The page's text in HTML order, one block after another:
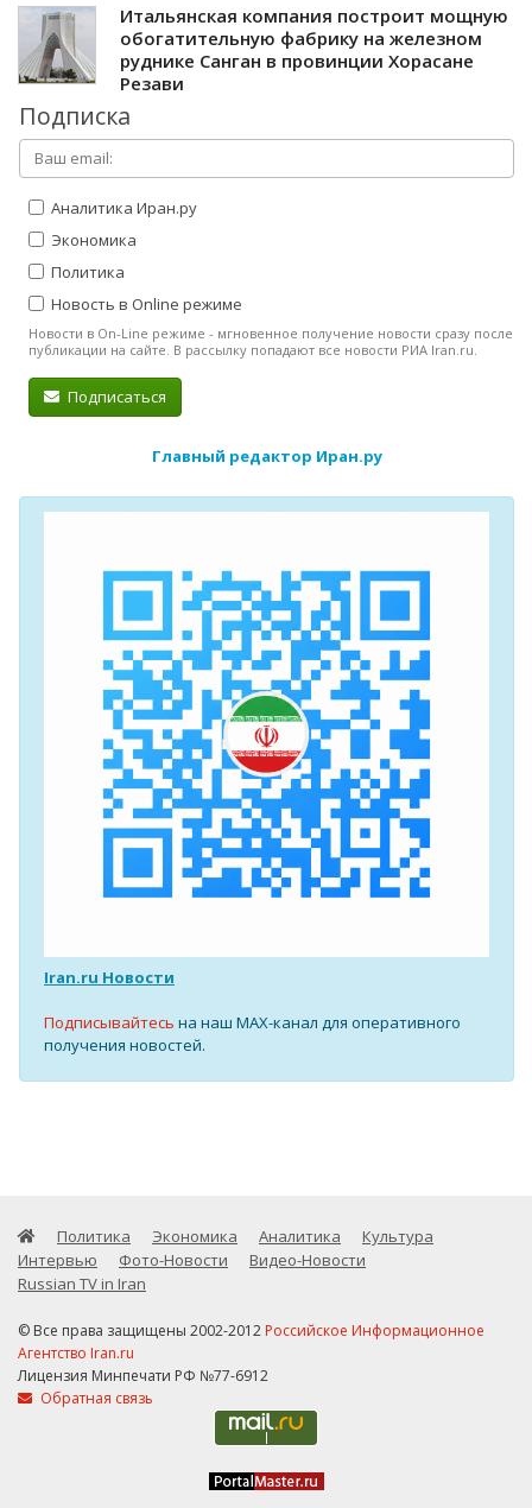
Итальянская компания построит мощную
обогатительную фабрику на железном
руднике Санган в провинции Хорасане
Резави
Подписка
Аналитика Иран.ру
Экономика
Политика
Новость в Online режиме
Новости в On-Line режиме - мгновенное получение новости сразу после
публикации на сайте. В рассылку попадают все новости РИА Iran.ru.
Подписаться
Главный редактор Иран.ру
Iran.ru Новости
Подписывайтесь на наш MAX-канал для оперативного
получения новостей.
Политика Экономика Аналитика
Культура
Интервью
Фото-Новости
Видео-Новости
Russian TV in Iran
© Все права защищены 2002-2012 Российское Информационное
Агентство Iran.ru
Лицензия Минпечати РФ №77-6912
Обратная связь